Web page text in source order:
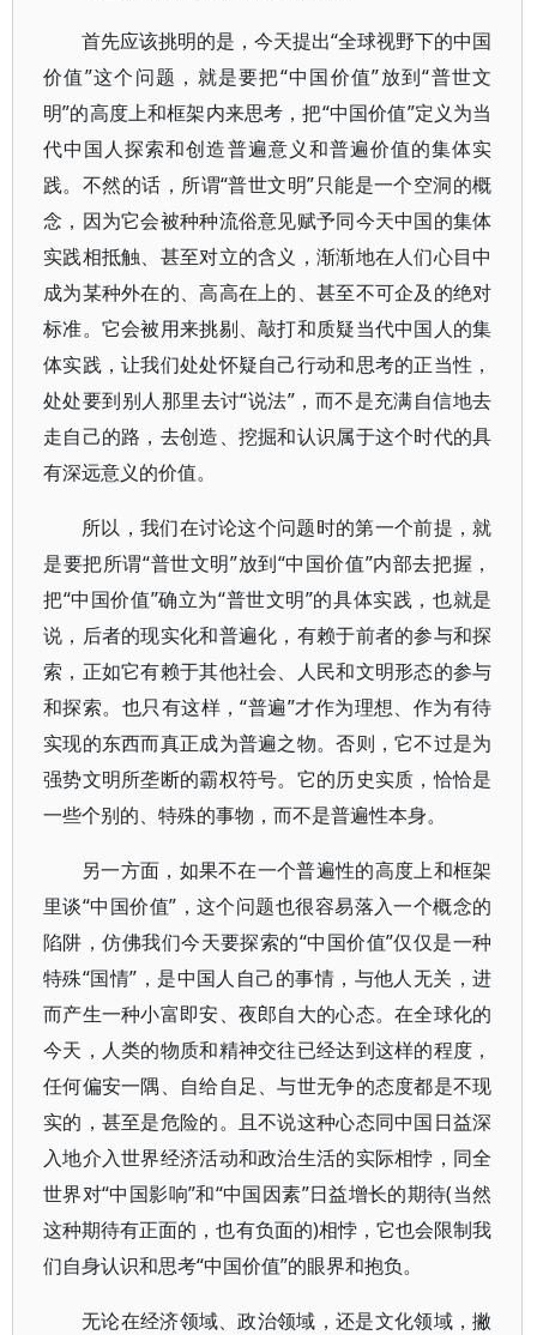
首先应该挑明的是，今天提出“全球视野下的中国
价值”这个问题，就是要把“中国价值”放到“普世文
明”的高度上和框架内来思考，把“中国价值”定义为当
代中国人探索和创造普遍意义和普遍价值的集体实
践。不然的话，所谓“普世文明”只能是一个空洞的概
念，因为它会被种种流俗意见赋予同今天中国的集体
实践相抵触、甚至对立的含义，渐渐地在人们心目中
成为某种外在的、高高在上的、甚至不可企及的绝对
标准。它会被用来挑剔、敲打和质疑当代中国人的集
体实践，让我们处处怀疑自己行动和思考的正当性，
处处要到别人那里去讨“说法”，而不是充满自信地去
走自己的路，去创造、挖掘和认识属于这个时代的具
有深远意义的价值。
所以，我们在讨论这个问题时的第一个前提，就
是要把所谓“普世文明”放到“中国价值”内部去把握，
把“中国价值”确立为“普世文明”的具体实践，也就是
说，后者的现实化和普遍化，有赖于前者的参与和探
索，正如它有赖于其他社会、人民和文明形态的参与
和探索。也只有这样，“普遍”才作为理想、作为有待
实现的东西而真正成为普遍之物。否则，它不过是为
强势文明所垄断的霸权符号。它的历史实质，恰恰是
一些个别的、特殊的事物，而不是普遍性本身。
另一方面，如果不在一个普遍性的高度上和框架
里谈“中国价值”，这个问题也很容易落入一个概念的
陷阱，仿佛我们今天要探索的“中国价值”仅仅是一种
特殊“国情”，是中国人自己的事情，与他人无关，进
而产生一种小富即安、夜郎自大的心态。在全球化的
今天，人类的物质和精神交往已经达到这样的程度，
任何偏安一隅、自给自足、与世无争的态度都是不现
实的，甚至是危险的。且不说这种心态同中国日益深
入地介入世界经济活动和政治生活的实际相悖，同全
世界对“中国影响”和“中国因素”日益增长的期待(当然
这种期待有正面的，也有负面的)相悖，它也会限制我
们自身认识和思考“中国价值”的眼界和抱负。
无论在经济领域、政治领域，还是文化领域，撇